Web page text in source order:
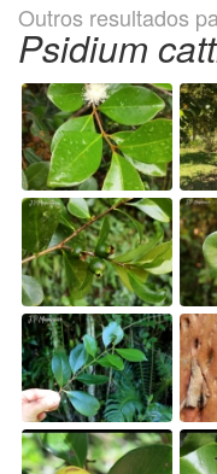
Outros resultados
Psidium